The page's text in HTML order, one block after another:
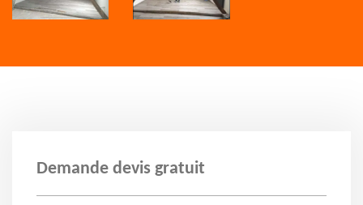
Demande devis gratuit